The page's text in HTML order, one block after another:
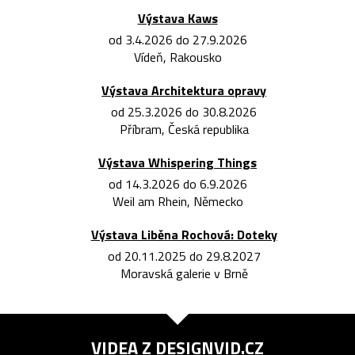
Výstava Kaws
od 3.4.2026 do 27.9.2026
Vídeň, Rakousko
Výstava Architektura opravy
od 25.3.2026 do 30.8.2026
Příbram, Česká republika
Výstava Whispering Things
od 14.3.2026 do 6.9.2026
Weil am Rhein, Německo
Výstava Liběna Rochová: Doteky
od 20.11.2025 do 29.8.2027
Moravská galerie v Brně
VIDEA Z DESIGNVID.CZ